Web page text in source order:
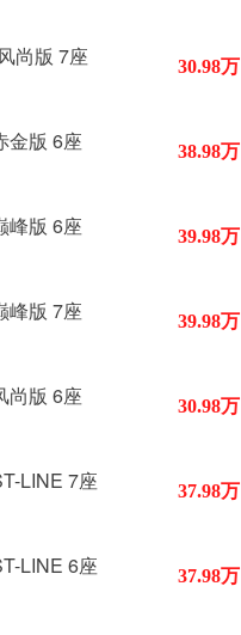
尚版 7座 30.98万
金版 6座 38.98万
峰版 6座 39.98万
峰版 7座 39.98万
尚版 6座 30.98万
LINE 7座 37.98万
LINE 6座 37.98万